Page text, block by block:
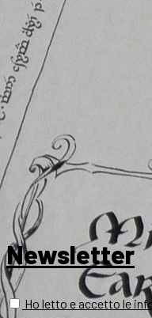
Newsletter
Ho letto e accetto le